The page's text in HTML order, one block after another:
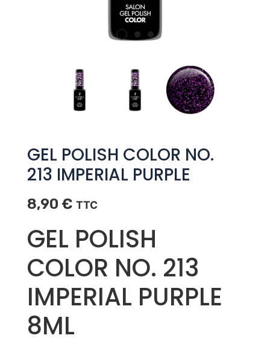
GEL POLISH COLOR NO.
213 IMPERIAL PURPLE
8,90 € TTC
GEL POLISH
COLOR NO. 213
IMPERIAL PURPLE
8ML